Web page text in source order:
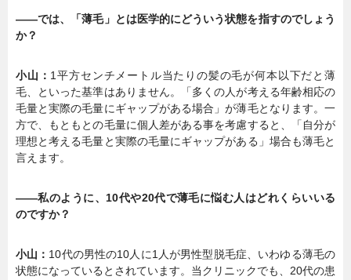
――では、「薄毛」とは医学的にどういう状態を指すのでしょう
か？
小山： 1平方センチメートル当たりの髪の毛が何本以下だと薄
毛、といった基準はありません。「多くの人が考える年齢相応の
毛量と実際の毛量にギャップがある場合」が薄毛となります。一
方で、もともとの毛量に個人差がある事を考慮すると、「自分が
理想と考える毛量と実際の毛量にギャップがある」場合も薄毛と
言えます。
――私のように、10代や20代で薄毛に悩む人はどれくらいいる
のですか？
小山： 10代の男性の10人に1人が男性型脱毛症、いわゆる薄毛の
状態になっているとされています。当クリニックでも、20代の患